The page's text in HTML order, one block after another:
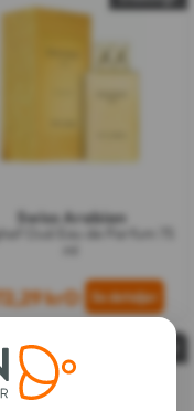
Swiss Arabian
Oud Eau de Parfum 75
krD